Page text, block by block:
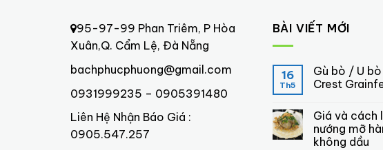
95-97-99 Phan Triêm, P Hòa
Xuân,Q. Cẩm Lệ, Đà Nẵng
bachphucphuong@gmail.com
0931999235 – 0905391480
Liên Hệ Nhận Báo Giá :
0905.547.257
BÀI VIẾT MỚI
16
Th5
Gù bò / U
Crest
Giá và cách
nướng mỡ
không dầu